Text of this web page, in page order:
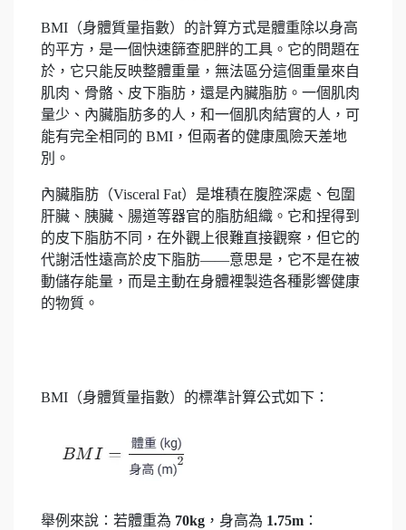
BMI（身體質量指數）的計算方式是體重除以身高
的平方，是一個快速篩查肥胖的工具。它的問題在
於，它只能反映整體重量，無法區分這個重量來自
肌肉、骨骼、皮下脂肪，還是內臟脂肪。一個肌肉
量少、內臟脂肪多的人，和一個肌肉結實的人，可
能有完全相同的 BMI，但兩者的健康風險天差地
別。
內臟脂肪（Visceral Fat）是堆積在腹腔深處、包圍
肝臟、胰臟、腸道等器官的脂肪組織。它和捏得到
的皮下脂肪不同，在外觀上很難直接觀察，但它的
代謝活性遠高於皮下脂肪——意思是，它不是在被
動儲存能量，而是主動在身體裡製造各種影響健康
的物質。
BMI（身體質量指數）的標準計算公式如下：
舉例來說：若體重為 70kg ，身高為 1.75m ：